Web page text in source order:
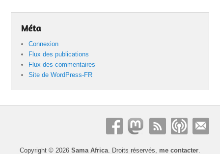
Méta
Connexion
Flux des publications
Flux des commentaires
Site de WordPress-FR
Copyright © 2026 Sama Africa . Droits réservés, me contacter